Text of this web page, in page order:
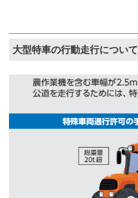
大型特車の行動走行について